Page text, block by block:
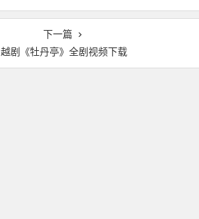
下一篇
越剧《牡丹亭》全剧视频下载